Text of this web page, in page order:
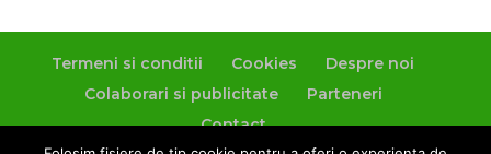
Termeni si conditii Cookies
Despre noi
Colaborari si publicitate
Parteneri
Contact